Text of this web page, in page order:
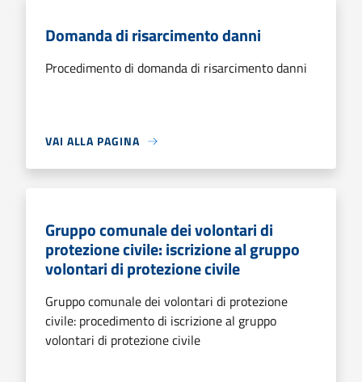
Domanda di risarcimento danni
Procedimento di domanda di risarcimento danni
VAI ALLA PAGINA
Gruppo comunale dei volontari di
protezione civile: iscrizione al gruppo
volontari di protezione civile
Gruppo comunale dei volontari di protezione
civile: procedimento di iscrizione al gruppo
volontari di protezione civile